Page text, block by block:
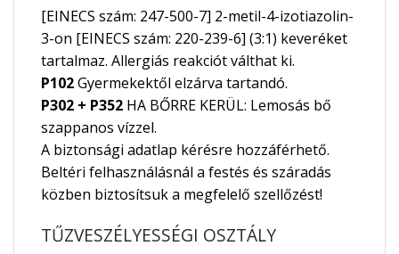
[EINECS szám: 247-500-7] 2-metil-4-izotiazolin-
3-on [EINECS szám: 220-239-6] (3:1) keveréket
tartalmaz. Allergiás reakciót válthat ki.
P102Gyermekektől elzárva tartandó.
P302 + P352 HA BŐRRE KERÜL: Lemosás bő
szappanos vízzel.
A biztonsági adatlap kérésre hozzáférhető.
Beltéri felhasználásnál a festés és száradás
közben biztosítsuk a megfelelő szellőzést!
TŰZVESZÉLYESSÉGI OSZTÁLY